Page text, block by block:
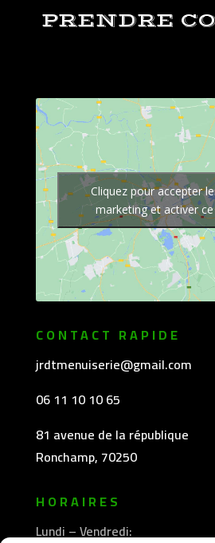
PRENDRE
Cliquez pour accepter
marketing et activer
CONTACT RAPIDE
jrdtmenuiserie@gmail.com
06 11 10 10 65
81 avenue de la république
Ronchamp, 70250
HORAIRES
Lundi – Vendredi: